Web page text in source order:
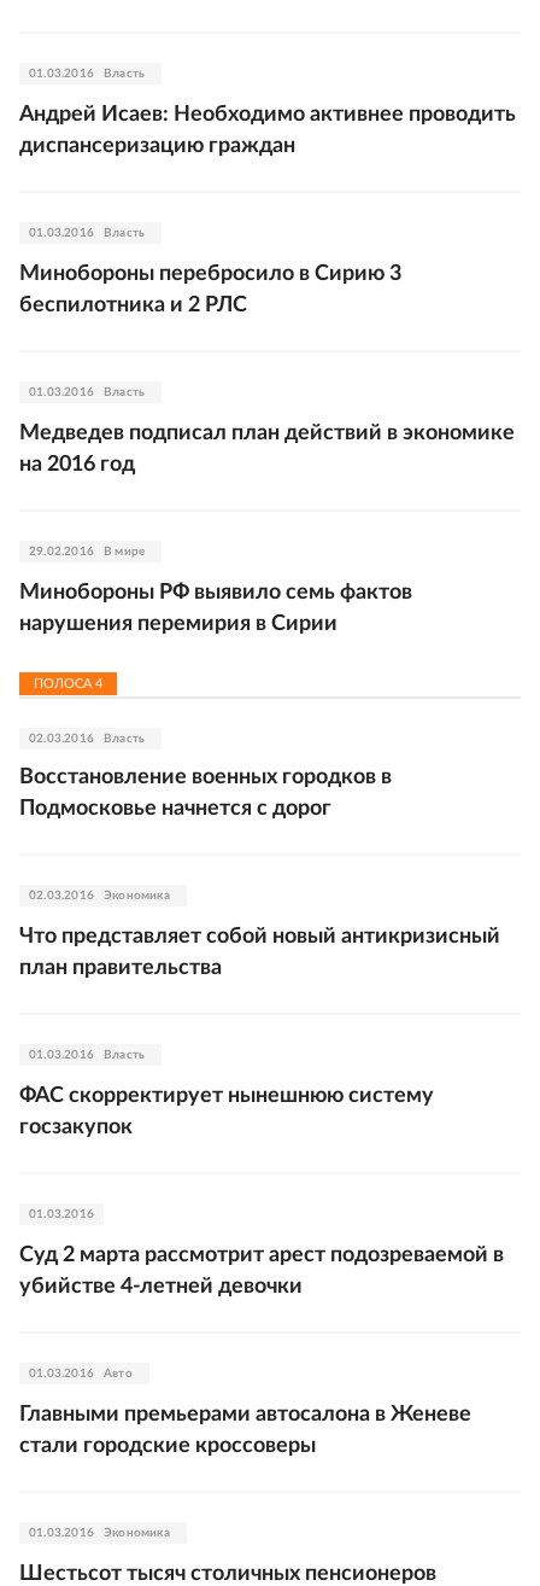
01.03.2016 Власть
Андрей Исаев: Необходимо активнее проводить
диспансеризацию граждан
01.03.2016 Власть
Минобороны перебросило в Сирию 3
беспилотника и 2 РЛС
01.03.2016 Власть
Медведев подписал план действий в экономике
на 2016 год
29.02.2016 В мире
Минобороны РФ выявило семь фактов
нарушения перемирия в Сирии
ПОЛОСА 4
02.03.2016 Власть
Восстановление военных городков в
Подмосковье начнется с дорог
02.03.2016 Экономика
Что представляет собой новый антикризисный
план правительства
01.03.2016 Власть
ФАС скорректирует нынешнюю систему
госзакупок
01.03.2016
Суд 2 марта рассмотрит арест подозреваемой в
убийстве 4-летней девочки
01.03.2016 Авто
Главными премьерами автосалона в Женеве
стали городские кроссоверы
01.03.2016 Экономика
Шестьсот тысяч столичных пенсионеров